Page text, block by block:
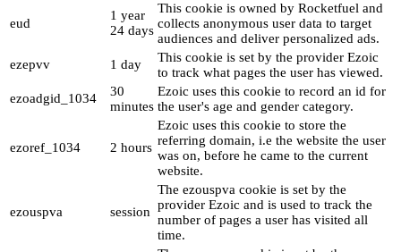
eud
1 year
24 days
This cookie is owned by Rocketfuel and
collects anonymous user data to target
audiences and deliver personalized ads.
ezepvv
1 day
This cookie is set by the provider Ezoic
to track what pages the user has viewed.
ezoadgid_1034
30
minutes
Ezoic uses this cookie to record an id for
the user's age and gender category.
ezoref_1034 2 hours
Ezoic uses this cookie to store the
referring domain, i.e the website the user
was on, before he came to the current
website.
ezouspva session
The ezouspva cookie is set by the
provider Ezoic and is used to track the
number of pages a user has visited all
time.